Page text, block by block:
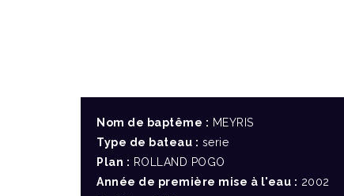
Nom de baptême : MEYRIS
Type de bateau : serie
Plan : ROLLAND POGO
Année de première mise à l'eau : 2002